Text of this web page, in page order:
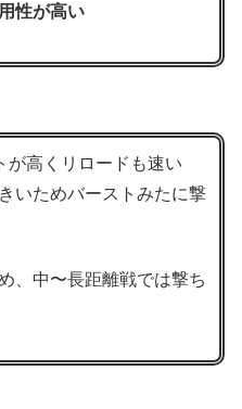
性が高い
が高くリロードも速い
いためバーストみたに撃
、中〜長距離戦では撃ち